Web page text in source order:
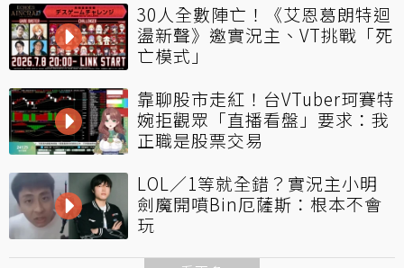
30人全數陣亡！《艾恩葛朗特迴
盪新聲》邀實況主、VT挑戰「死
亡模式」
靠聊股市走紅！台VTuber珂賽特
婉拒觀眾「直播看盤」要求：我
正職是股票交易
LOL／1等就全錯？實況主小明
劍魔開噴Bin厄薩斯：根本不會
玩